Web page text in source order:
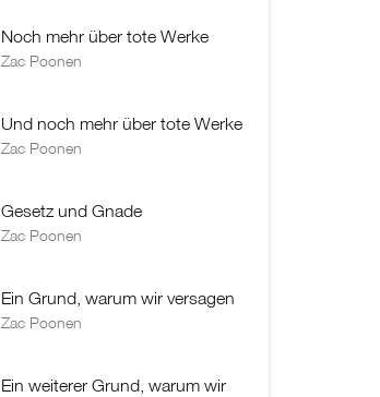
Noch mehr über tote Werke
Zac Poonen
Und noch mehr über tote Werke
Zac Poonen
Gesetz und Gnade
Zac Poonen
Ein Grund, warum wir versagen
Zac Poonen
Ein weiterer Grund, warum wir